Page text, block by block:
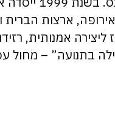
אירופה, ארצות
מרכז ליצירה אמנותית,
בתנועה” – מחול